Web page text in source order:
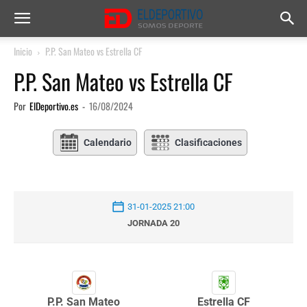
Inicio P.P. San Mateo vs Estrella CF
P.P. San Mateo vs Estrella CF
Por ElDeportivo.es - 16/08/2024
Calendario Clasificaciones
31-01-2025 21:00
JORNADA 20
P.P. San Mateo Estrella CF